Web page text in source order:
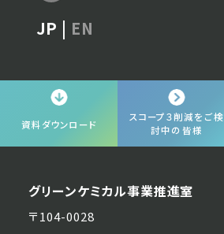
JP | EN
グリーンケミカル事業推進室
〒104-0028
資料ダウンロード
スコープ３削減をご検
討中の皆様